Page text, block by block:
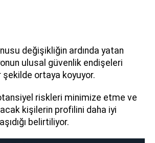
değişikliğin ardında yatan
ulusal güvenlik endişeleri
ortaya koyuyor.
riskleri minimize etme ve
kişilerin profilini daha iyi
belirtiliyor.